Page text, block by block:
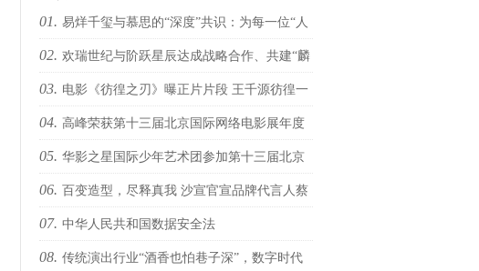
01. 易烊千玺与慕思的“深度”共识：为每一位“人
生向上者”续航
02. 欢瑞世纪与阶跃星辰达成战略合作、共建“麟
跃”AI联合实验室
03. 电影《彷徨之刃》曝正片片段 王千源彷徨一
枪决战恶魔少年
04. 高峰荣获第十三届北京国际网络电影展年度
十佳导演
05. 华影之星国际少年艺术团参加第十三届北京
国际网络电影展，传承电影梦
06. 百变造型，尽释真我 沙宣官宣品牌代言人蔡
依林 共启「出格」之旅
07. 中华人民共和国数据安全法
08. 传统演出行业“酒香也怕巷子深”，数字时代